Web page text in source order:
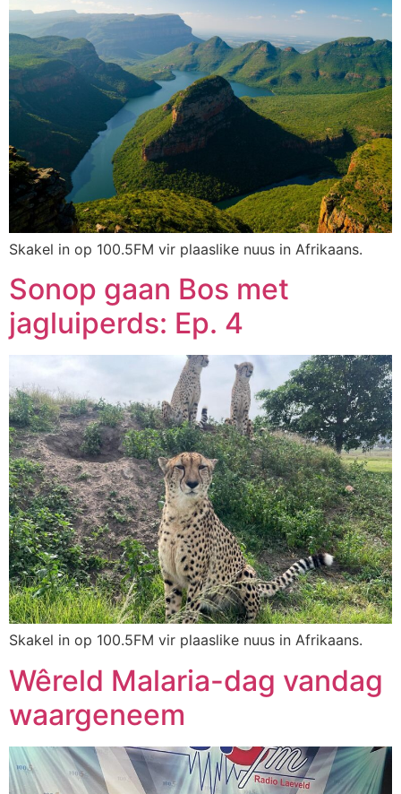
Skakel in op 100.5FM vir plaaslike nuus in Afrikaans.
Sonop gaan Bos met
jagluiperds: Ep. 4
Skakel in op 100.5FM vir plaaslike nuus in Afrikaans.
Wêreld Malaria-dag vandag
waargeneem